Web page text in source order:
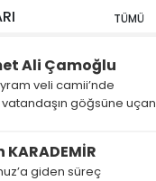
TÜMÜ
Ali Çamoğlu
veli camii’nde
göğsüne uçan
giden süreç